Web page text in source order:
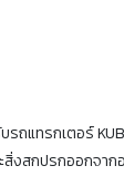
ถแทรกเตอร์
งสกปรกออกจาก